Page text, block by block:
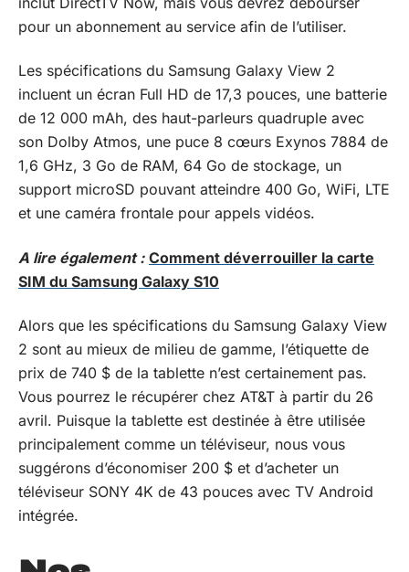
pour un abonnement au service afin de l’utiliser.
Les spécifications du Samsung Galaxy View 2
incluent un écran Full HD de 17,3 pouces, une batterie
de 12 000 mAh, des haut-parleurs quadruple avec
son Dolby Atmos, une puce 8 cœurs Exynos 7884 de
1,6 GHz, 3 Go de RAM, 64 Go de stockage, un
support microSD pouvant atteindre 400 Go, WiFi, LTE
et une caméra frontale pour appels vidéos.
A lire également : Comment déverrouiller la carte
SIM du Samsung Galaxy S10
Alors que les spécifications du Samsung Galaxy View
2 sont au mieux de milieu de gamme, l’étiquette de
prix de 740 $ de la tablette n’est certainement pas.
Vous pourrez le récupérer chez AT&T à partir du 26
avril. Puisque la tablette est destinée à être utilisée
principalement comme un téléviseur, nous vous
suggérons d’économiser 200 $ et d’acheter un
téléviseur SONY 4K de 43 pouces avec TV Android
intégrée.